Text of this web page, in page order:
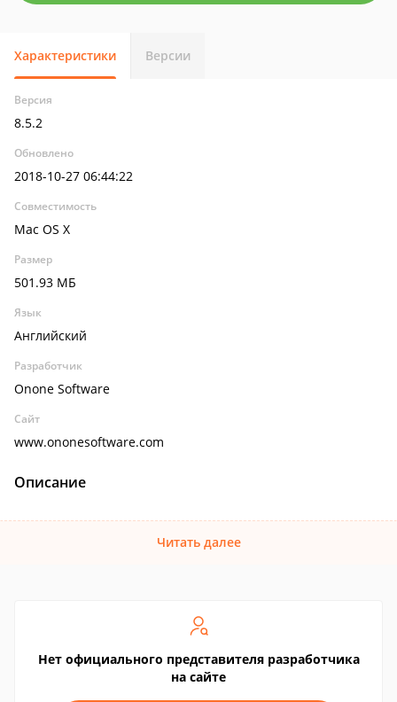
Характеристики Версии
Версия
8.5.2
Обновлено
2018-10-27 06:44:22
Совместимость
Mac OS X
Размер
501.93 МБ
Язык
Английский
Разработчик
Onone Software
Сайт
www.ononesoftware.com
Описание
Читать далее
Нет официального представителя разработчика
на сайте